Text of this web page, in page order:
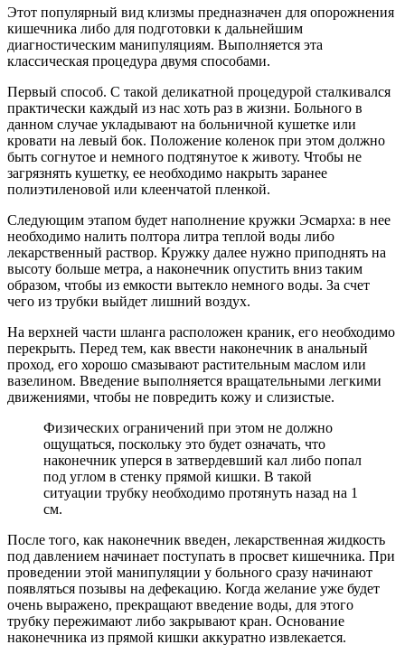
Этот популярный вид клизмы предназначен для опорожнения
кишечника либо для подготовки к дальнейшим
диагностическим манипуляциям. Выполняется эта
классическая процедура двумя способами.
Первый способ. С такой деликатной процедурой сталкивался
практически каждый из нас хоть раз в жизни. Больного в
данном случае укладывают на больничной кушетке или
кровати на левый бок. Положение коленок при этом должно
быть согнутое и немного подтянутое к животу. Чтобы не
загрязнять кушетку, ее необходимо накрыть заранее
полиэтиленовой или клеенчатой пленкой.
Следующим этапом будет наполнение кружки Эсмарха: в нее
необходимо налить полтора литра теплой воды либо
лекарственный раствор. Кружку далее нужно приподнять на
высоту больше метра, а наконечник опустить вниз таким
образом, чтобы из емкости вытекло немного воды. За счет
чего из трубки выйдет лишний воздух.
На верхней части шланга расположен краник, его необходимо
перекрыть. Перед тем, как ввести наконечник в анальный
проход, его хорошо смазывают растительным маслом или
вазелином. Введение выполняется вращательными легкими
движениями, чтобы не повредить кожу и слизистые.
Физических ограничений при этом не должно
ощущаться, поскольку это будет означать, что
наконечник уперся в затвердевший кал либо попал
под углом в стенку прямой кишки. В такой
ситуации трубку необходимо протянуть назад на 1
см.
После того, как наконечник введен, лекарственная жидкость
под давлением начинает поступать в просвет кишечника. При
проведении этой манипуляции у больного сразу начинают
появляться позывы на дефекацию. Когда желание уже будет
очень выражено, прекращают введение воды, для этого
трубку пережимают либо закрывают кран. Основание
наконечника из прямой кишки аккуратно извлекается.